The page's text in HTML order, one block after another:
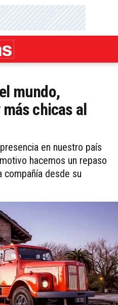
mundo,
chicas al
en nuestro país
hacemos un repaso
desde su